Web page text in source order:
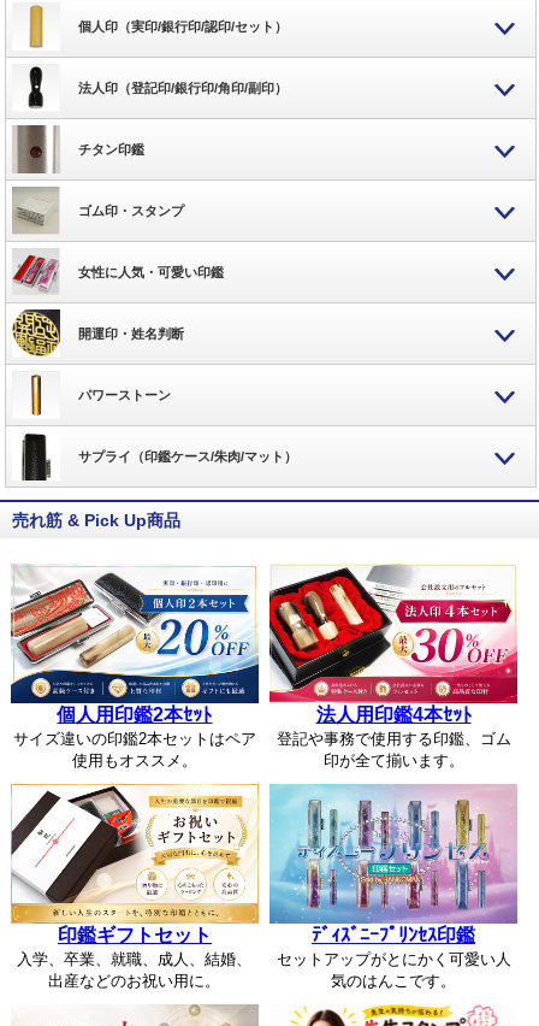
個人印（実印/銀行印/認印/セット）
法人印（登記印/銀行印/角印/副印）
チタン印鑑
ゴム印・スタンプ
女性に人気・可愛い印鑑
開運印・姓名判断
パワーストーン
サプライ（印鑑ケース/朱肉/マット）
売れ筋 & Pick Up商品
個人用印鑑2本ｾｯﾄ
サイズ違いの印鑑2本セットはペア
使用もオススメ。
法人用印鑑4本ｾｯﾄ
登記や事務で使用する印鑑、ゴム
印が全て揃います。
印鑑ギフトセット
入学、卒業、就職、成人、結婚、
出産などのお祝い用に。
ﾃﾞｨｽﾞﾆｰﾌﾟﾘﾝｾｽ印鑑
セットアップがとにかく可愛い人
気のはんこです。